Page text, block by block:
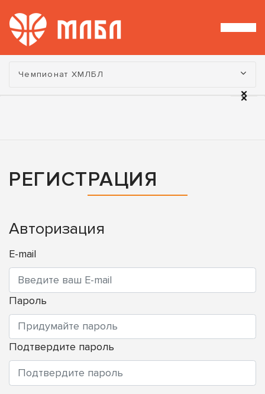
Турнир:
Чемпионат ХМЛБЛ
РЕГИСТРАЦИЯ
Авторизация
E-mail
Пароль
Подтвердите пароль